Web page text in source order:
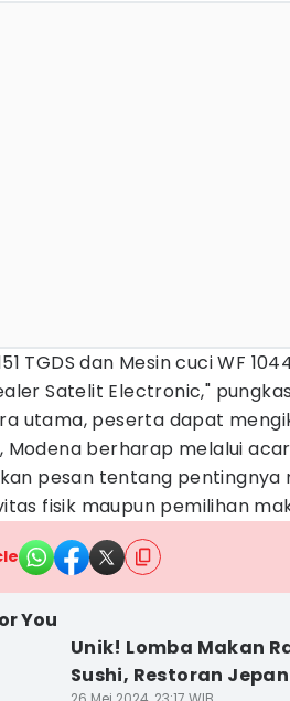
TGDS dan Mesin cuci WF
Satelit Electronic,"
utama, peserta dapat
Modena berharap melalui
pesan tentang pentingnya
fisik maupun pemilihan
You
Unik! Lomba Makan
Sushi, Restoran